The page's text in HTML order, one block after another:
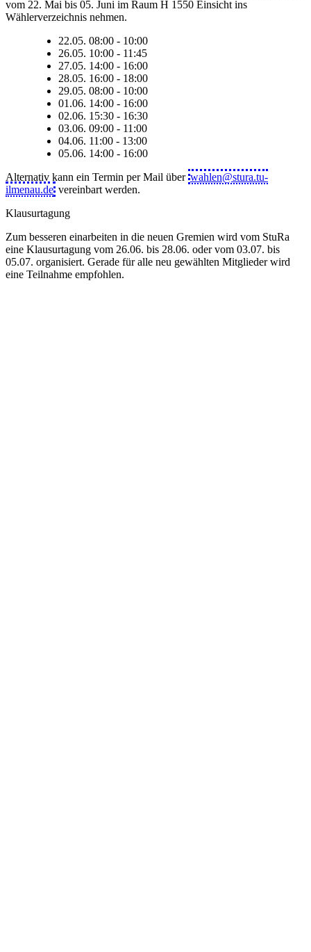
vom 22. Mai bis 05. Juni im Raum H 1550 Einsicht ins
Wählerverzeichnis nehmen.
22.05. 08:00 - 10:00
26.05. 10:00 - 11:45
27.05. 14:00 - 16:00
28.05. 16:00 - 18:00
29.05. 08:00 - 10:00
01.06. 14:00 - 16:00
02.06. 15:30 - 16:30
03.06. 09:00 - 11:00
04.06. 11:00 - 13:00
05.06. 14:00 - 16:00
Alternativ kann ein Termin per Mail über wahlen@stura.tu-
ilmenau.de vereinbart werden.
Klausurtagung
Zum besseren einarbeiten in die neuen Gremien wird vom StuRa
eine Klausurtagung vom 26.06. bis 28.06. oder vom 03.07. bis
05.07. organisiert. Gerade für alle neu gewählten Mitglieder wird
eine Teilnahme empfohlen.